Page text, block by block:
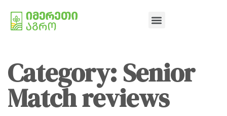
Category: Senior
Match reviews